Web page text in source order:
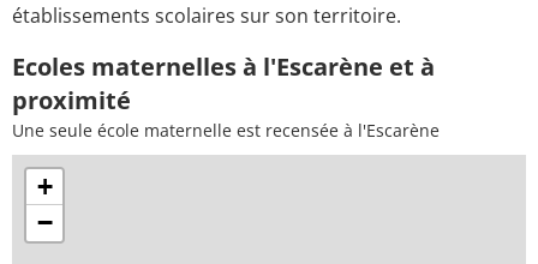
établissements scolaires sur son territoire.
Ecoles maternelles à l'Escarène et à
proximité
Une seule école maternelle est recensée à l'Escarène
+
−